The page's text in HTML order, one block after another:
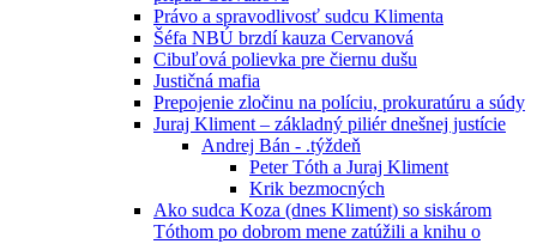
Právo a spravodlivosť sudcu Klimenta
Šéfa NBÚ brzdí kauza Cervanová
Cibuľová polievka pre čiernu dušu
Justičná mafia
Prepojenie zločinu na políciu, prokuratúru a súdy
Juraj Kliment – základný piliér dnešnej justície
Andrej Bán - .týždeň
Peter Tóth a Juraj Kliment
Krik bezmocných
Ako sudca Koza (dnes Kliment) so siskárom
Tóthom po dobrom mene zatúžili a knihu o